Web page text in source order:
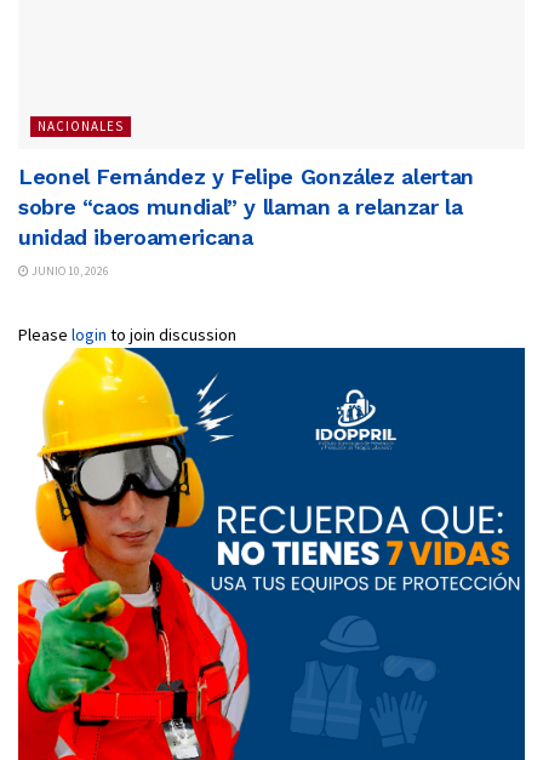
NACIONALES
Leonel Fernández y Felipe González alertan
sobre “caos mundial” y llaman a relanzar la
unidad iberoamericana
JUNIO 10, 2026
Please login to join discussion